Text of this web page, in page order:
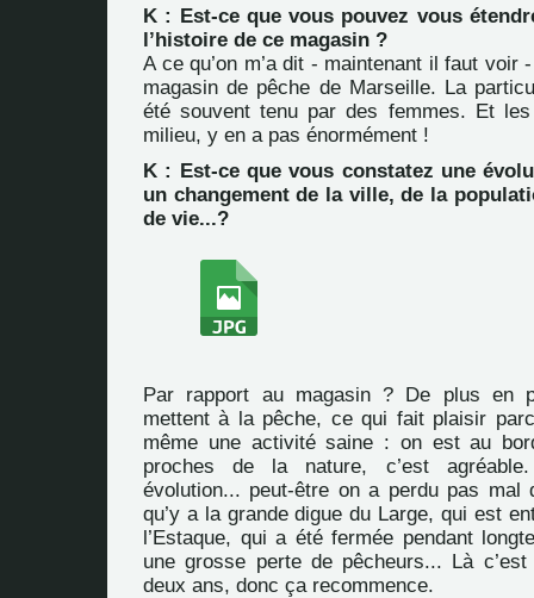
K : Est-ce que vous pouvez vous
l’histoire de ce magasin ?
A ce qu’on m’a dit - maintenant il faut voir
magasin de pêche de Marseille. La
été souvent tenu par des femmes. Et
milieu, y en a pas énormément !
K : Est-ce que vous constatez une
un changement de la ville, de la
de vie...?
Par rapport au magasin ? De plus en
mettent à la pêche, ce qui fait plaisir
même une activité saine : on est au
proches de la nature, c’est
évolution... peut-être on a perdu pas mal
qu’y a la grande digue du Large, qui est
l’Estaque, qui a été fermée pendant
une grosse perte de pêcheurs... Là
deux ans, donc ça recommence.